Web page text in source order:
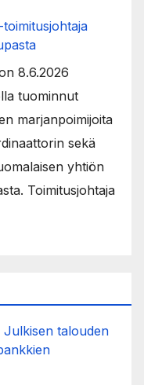
8.6.2026
tuominnut
marjanpoimijoita
sekä
yhtiön
Toimitusjohtaja
Julkisen talouden